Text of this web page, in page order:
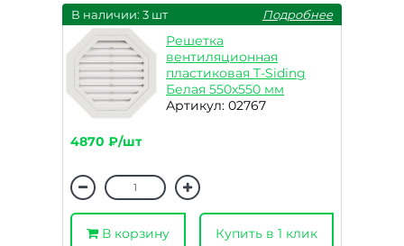
В наличии: 3 шт Подробнее
Решетка
вентиляционная
пластиковая T-Siding
Белая 550х550 мм
Артикул: 02767
4870 ₽/шт
В корзину Купить в 1 клик